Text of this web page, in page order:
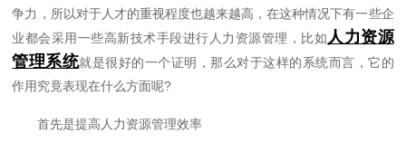
争力，所以对于人才的重视程度也越来越高，在这种情况下有一些企
业都会采用一些高新技术手段进行人力资源管理，比如 人力资源
管理系统就是很好的一个证明，那么对于这样的系统而言，它的
作用究竟表现在什么方面呢?
首先是提高人力资源管理效率